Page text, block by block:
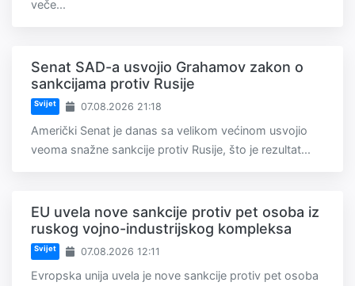
veče...
Senat SAD-a usvojio Grahamov zakon o
sankcijama protiv Rusije
Svijet 07.08.2026 21:18
Američki Senat je danas sa velikom većinom usvojio
veoma snažne sankcije protiv Rusije, što je rezultat...
EU uvela nove sankcije protiv pet osoba iz
ruskog vojno-industrijskog kompleksa
Svijet 07.08.2026 12:11
Evropska unija uvela je nove sankcije protiv pet osoba